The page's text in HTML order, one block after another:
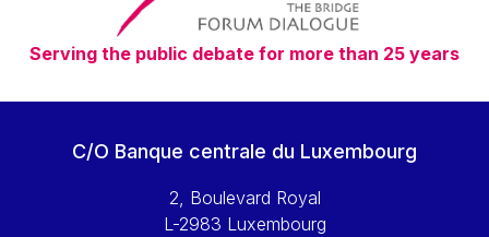
Vítor Manuel da Silva Caldeira
Viviane Reding
Walter Hagg
Wolfgang Ketterle
Serving the public debate for more than 25 years
C/O Banque centrale du Luxembourg
2, Boulevard Royal
L-2983 Luxembourg